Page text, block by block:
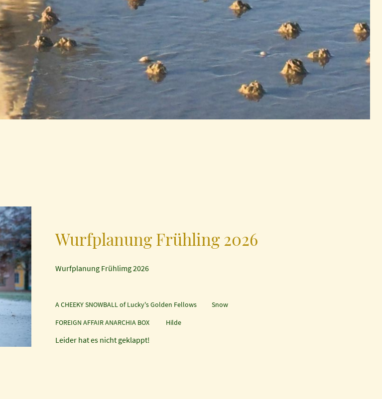
Wurfplanung Frühling 2026
Wurfplanung Frühlimg 2026
A CHEEKY SNOWBALL of Lucky's Golden Fellows Snow
FOREIGN AFFAIR ANARCHIA BOX Hilde
Leider hat es nicht geklappt!